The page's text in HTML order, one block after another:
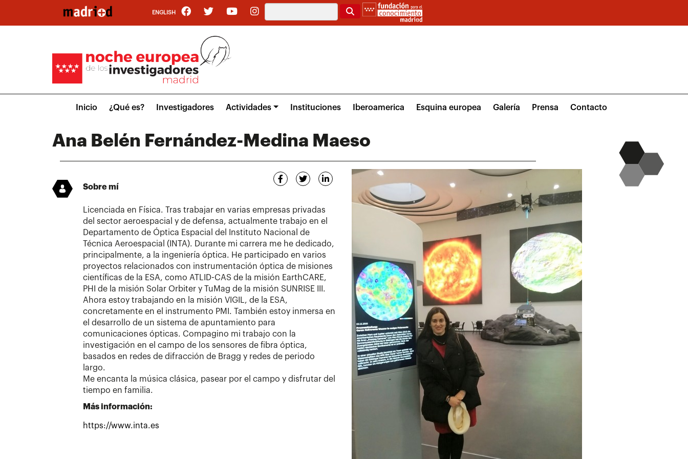
contenido
ENGLISH Buscar
menuInicio ¿Qué es? Investigadores Actividades Instituciones Iberoamerica Esquina europea Galería Prensa Contacto
Ana Belén Fernández-Medina Maeso
Sobre mí
Licenciada en Física. Tras trabajar en varias empresas privadas
del sector aeroespacial y de defensa, actualmente trabajo en el
Departamento de Óptica Espacial del Instituto Nacional de
Técnica Aeroespacial (INTA). Durante mi carrera me he dedicado,
principalmente, a la ingeniería óptica. He participado en varios
proyectos relacionados con instrumentación óptica de misiones
científicas de la ESA, como ATLID-CAS de la misión EarthCARE,
PHI de la misión Solar Orbiter y TuMag de la misión SUNRISE III.
Ahora estoy trabajando en la misión VIGIL, de la ESA,
concretamente en el instrumento PMI. También estoy inmersa en
el desarrollo de un sistema de apuntamiento para
comunicaciones ópticas. Compagino mi trabajo con la
investigación en el campo de los sensores de fibra óptica,
basados en redes de difracción de Bragg y redes de periodo
largo.
Me encanta la música clásica, pasear por el campo y disfrutar del
tiempo en familia.
Más información:
https://www.inta.es